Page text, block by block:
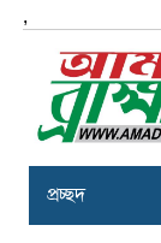
,
প্রচ্ছদ